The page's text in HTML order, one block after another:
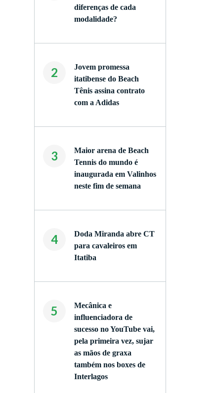
diferenças de cada
modalidade?
2
Jovem promessa
itatibense do Beach
Tênis assina contrato
com a Adidas
3
Maior arena de Beach
Tennis do mundo é
inaugurada em Valinhos
neste fim de semana
4
Doda Miranda abre CT
para cavaleiros em
Itatiba
5
Mecânica e
influenciadora de
sucesso no YouTube vai,
pela primeira vez, sujar
as mãos de graxa
também nos boxes de
Interlagos